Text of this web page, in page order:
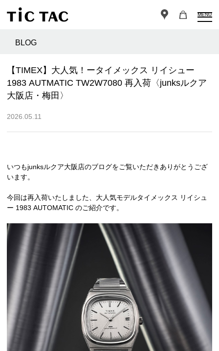
MENU
BLOG
【TIMEX】大人気！ータイメックス リイシュー
1983 AUTMATIC TW2W7080 再入荷〈junksルクア
大阪店・梅田〉
2026.05.11
いつもjunksルクア大阪店のブログをご覧いただきありがとうござ
います。
今回は再入荷いたしました、大人気モデルタイメックス リイシュ
ー 1983 AUTOMATIC のご紹介です。